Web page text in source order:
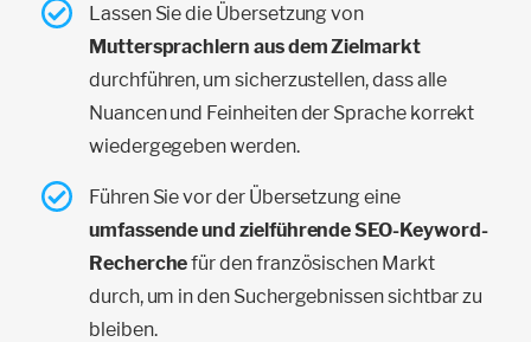
Lassen Sie die Übersetzung von
Muttersprachlern aus dem Zielmarkt
durchführen, um sicherzustellen, dass alle
Nuancen und Feinheiten der Sprache korrekt
wiedergegeben werden.
Führen Sie vor der Übersetzung eine
umfassende und zielführende SEO-Keyword-
Recherchefür den französischen Markt
durch, um in den Suchergebnissen sichtbar zu
bleiben.